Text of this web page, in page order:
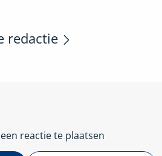
redactie
reactie te plaatsen